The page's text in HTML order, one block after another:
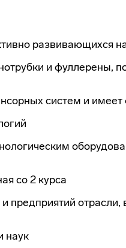
развивающихся
и фуллерены,
систем и
со 2 курса
предприятий
наук